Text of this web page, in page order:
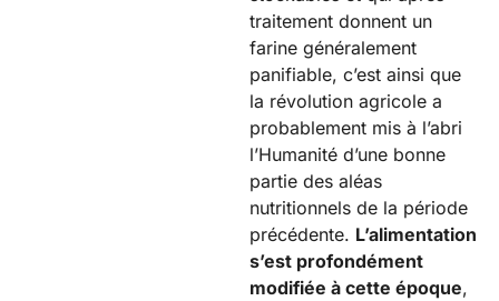
traitement donnent un
farine généralement
panifiable, c’est ainsi que
la révolution agricole a
probablement mis à l’abri
l’Humanité d’une bonne
partie des aléas
nutritionnels de la période
précédente. L’alimentation
s’est profondément
modifiée à cette époque,